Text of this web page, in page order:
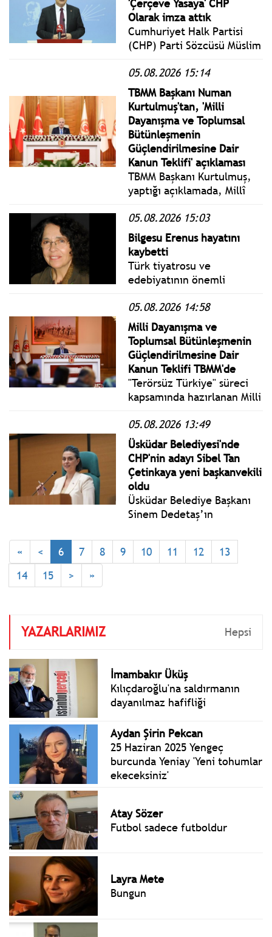
sıkıntılara, artan borç
yüküne ve derinleşen
yoksulluğa dikkat çekti.
'Çerçeve Yasaya' CHP
Olarak imza attık
Cumhuriyet Halk Partisi
(CHP) Parti Sözcüsü Müslim
gerçekleştirilen Merkez
Yönetim Kurulu (MYK)
toplantısının ardından basın
mensuplarının karşısına
çıktı.
05.08.2026 15:14
TBMM Başkanı Numan
Kurtulmuş'tan, 'Milli
Dayanışma ve Toplumsal
Bütünleşmenin
Güçlendirilmesine Dair
Kanun Teklifi' açıklaması
TBMM Başkanı Kurtulmuş,
yaptığı açıklamada, Millî
Bütünleşmenin
Güçlendirilmesine Dair
Kanun Teklifi'nin TBMM
Başkanlığına sunulduğunu
duyurdu.
05.08.2026 15:03
Bilgesu Erenus hayatını
kaybetti
Türk tiyatrosu ve
edebiyatının önemli
hayatını kaybetti. Erenus
için 8 Ağustos'ta Harbiye
Muhsin Ertuğrul
Sahnesi'nde saat 10.30'da
tören düzenlenecek.
05.08.2026 14:58
Milli Dayanışma ve
Toplumsal Bütünleşmenin
Güçlendirilmesine Dair
Kanun Teklifi TBMM'de
"Terörsüz Türkiye" süreci
kapsamında hazırlanan Milli
Bütünleşmenin
Güçlendirilmesine Dair
Kanun Teklifi TBMM
Başkanlığına sunuldu.
05.08.2026 13:49
Üsküdar Belediyesi'nde
CHP'nin adayı Sibel Tan
Çetinkaya yeni başkanvekili
oldu
Üsküdar Belediye Başkanı
Sinem Dedetaş’ın
Belediye Meclisince yapılan
seçimde CHP’nin adayı
« < 6 7 8 9 10 11 12
13
14
15 > »
YAZARLARIMIZ Hepsi
İmambakır Üküş
Kılıçdaroğlu'na saldırmanın
dayanılmaz hafifliği
Aydan Şirin Pekcan
25 Haziran 2025 Yengeç
burcunda Yeniay 'Yeni tohumlar
ekeceksiniz'
Atay Sözer
Futbol sadece futboldur
Layra Mete
Bungun